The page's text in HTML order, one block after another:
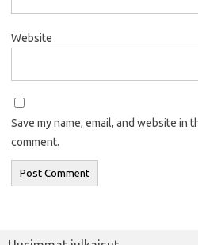
Website
Save my name, email, and website in
comment.